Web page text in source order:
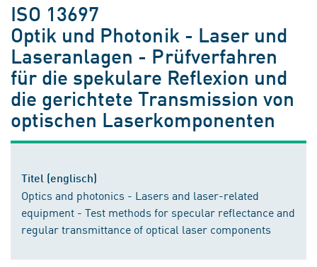
ISO 13697
Optik und Photonik - Laser und
Laseranlagen - Prüfverfahren
für die spekulare Reflexion und
die gerichtete Transmission von
optischen Laserkomponenten
Titel (englisch)
Optics and photonics - Lasers and laser-related
equipment - Test methods for specular reflectance and
regular transmittance of optical laser components